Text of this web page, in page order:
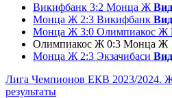
Викифбанк 3:2 Монца Ж
Монца Ж 2:3 Викифбанк
Монца Ж 3:0 Олимпиакос Ж
Олимпиакос Ж 0:3 Монца Ж
Монца Ж 2:3 Экзачибаси
Лига Чемпионов ЕКВ 2023/2024.
результаты